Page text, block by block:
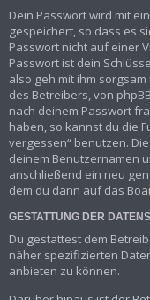
Dein Passwort wird mit
gespeichert, so dass es
Passwort nicht auf einer
Passwort ist dein
also geh mit ihm
des Betreibers, von
nach deinem Passwort
haben, so kannst du die
vergessen“ benutzen.
deinem Benutzernamen
anschließend ein neu
dem du dann auf das
GESTATTUNG DER
Du gestattest dem
näher spezifizierten
anbieten zu können.